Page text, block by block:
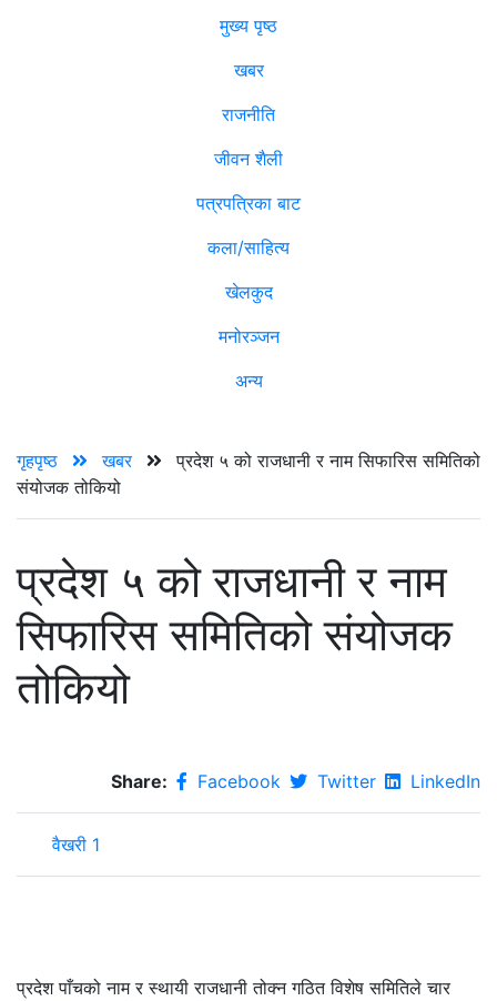
मुख्य पृष्ठ
खबर
राजनीति
जीवन शैली
पत्रपत्रिका बाट
कला/साहित्य
खेलकुद
मनोरञ्जन
अन्य
गृहपृष्ठ खबर
प्रदेश ५ को राजधानी र नाम सिफारिस समितिको
संयोजक तोकियो
प्रदेश ५ को राजधानी र नाम
सिफारिस समितिको संयोजक
तोकियो
Share: Facebook Twitter LinkedIn
वैखरी 1
प्रदेश पाँचको नाम र स्थायी राजधानी तोक्न गठित विशेष समितिले चार